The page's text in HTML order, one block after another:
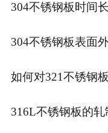
如何对321不锈钢